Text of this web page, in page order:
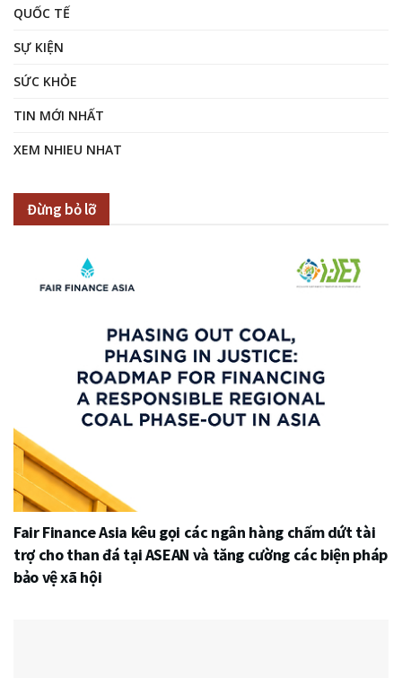
QUỐC TẾ
SỰ KIỆN
SỨC KHỎE
TIN MỚI NHẤT
XEM NHIEU NHAT
Đừng bỏ lỡ
Fair Finance Asia kêu gọi các ngân hàng chấm dứt tài
trợ cho than đá tại ASEAN và tăng cường các biện pháp
bảo vệ xã hội